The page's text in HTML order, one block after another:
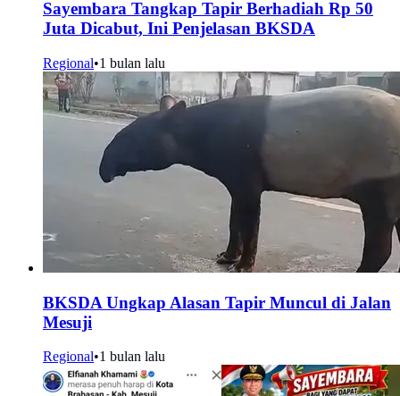
Sayembara Tangkap Tapir Berhadiah Rp 50
Juta Dicabut, Ini Penjelasan BKSDA
Regional•1 bulan lalu
BKSDA Ungkap Alasan Tapir Muncul di Jalan
Mesuji
Regional•1 bulan lalu